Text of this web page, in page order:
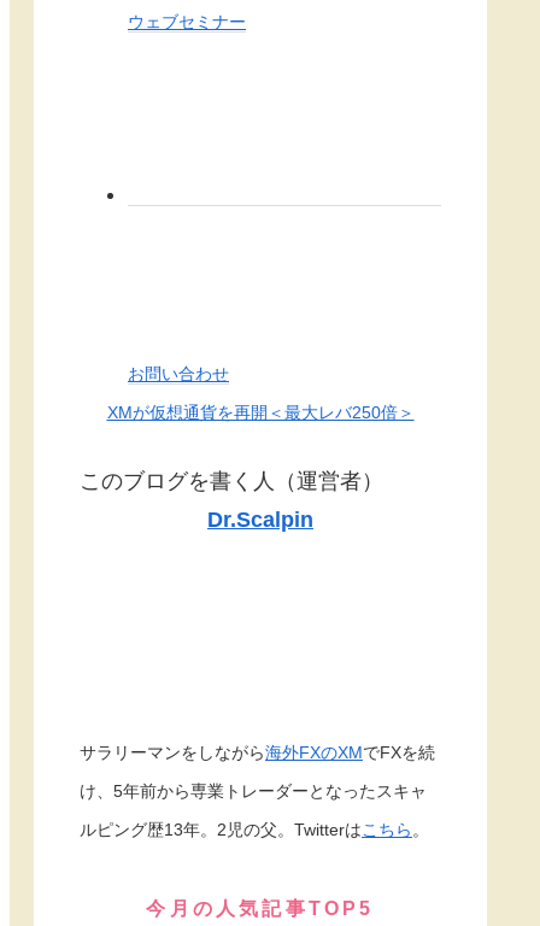
ウェブセミナー
お問い合わせ
XMが仮想通貨を再開＜最大レバ250倍＞
このブログを書く人（運営者）
Dr.Scalpin
サラリーマンをしながら海外FXのXMでFXを続
け、5年前から専業トレーダーとなったスキャ
ルピング歴13年。2児の父。Twitterはこちら 。
今月の人気記事TOP5